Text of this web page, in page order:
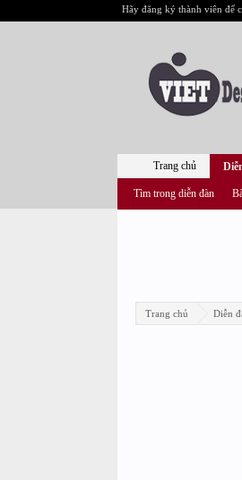
Hãy đăng ký thành viên để
Trang chủ Diễn
Trang chủ
Tìm trong diễn đàn